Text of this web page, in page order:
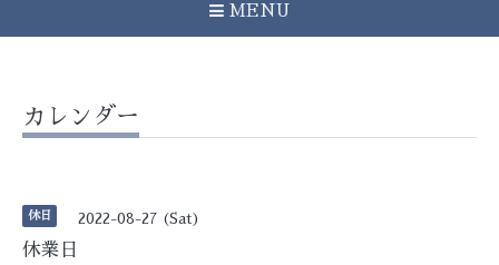
MENU
カレンダー
休日 2022-08-27 (Sat)
休業日